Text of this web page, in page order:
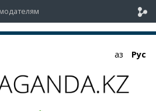
Қаз Рус